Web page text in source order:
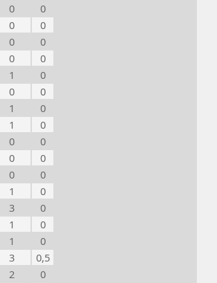
0
0
0
0
0
0
0
0
1
0
0
0
1
0
1
0
0
0
0
0
0
0
1
0
3
0
1
0
1
0
3
0,5
2
0